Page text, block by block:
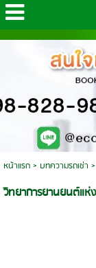
หน้าแรก> บทความรถเช่า >
วิทยาการยานยนต์แ